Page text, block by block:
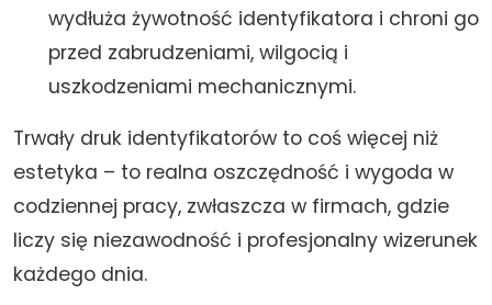
wydłuża żywotność identyfikatora i chroni go
przed zabrudzeniami, wilgocią i
uszkodzeniami mechanicznymi.
Trwały druk identyfikatorów to coś więcej niż
estetyka – to realna oszczędność i wygoda w
codziennej pracy, zwłaszcza w firmach, gdzie
liczy się niezawodność i profesjonalny wizerunek
każdego dnia.